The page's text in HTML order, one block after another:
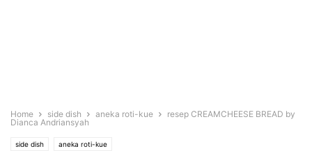
Home side dish aneka roti-kue
resep CREAMCHEESE BREAD by
Dianca Andriansyah
side dish aneka roti-kue